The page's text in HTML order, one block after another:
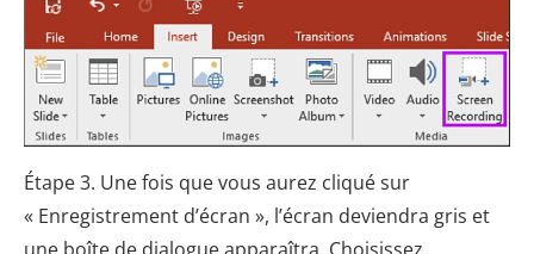
Étape 3. Une fois que vous aurez cliqué sur
« Enregistrement d’écran », l’écran deviendra gris et